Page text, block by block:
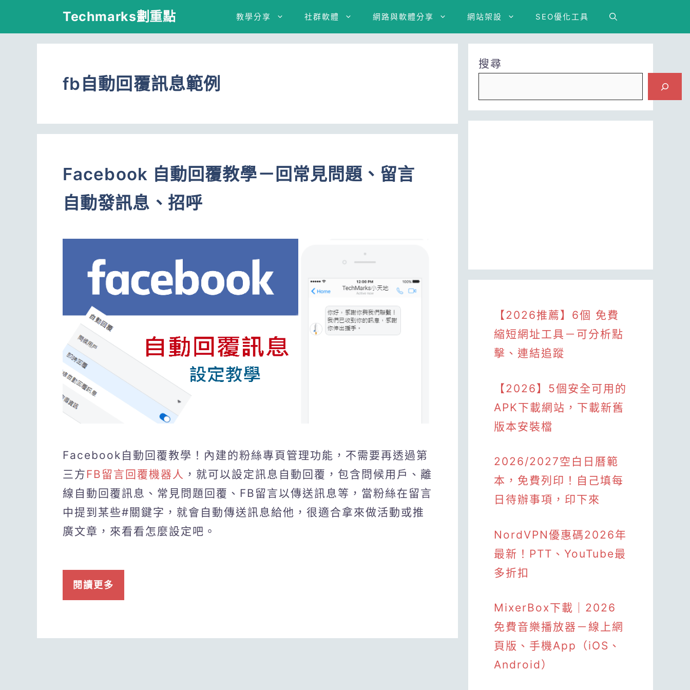
Techmarks劃重點 教學分享 社群軟體 網路與軟體分享 網站架設 SEO優化工具
fb自動回覆訊息範例
Facebook 自動回覆教學－回常見問題、留言
自動發訊息、招呼
Facebook自動回覆教學！內建的粉絲專頁管理功能，不需要再透過第
三方FB留言回覆機器人 ，就可以設定訊息自動回覆，包含問候用戶、離
線自動回覆訊息、常見問題回覆、FB留言以傳送訊息等，當粉絲在留言
中提到某些#關鍵字，就會自動傳送訊息給他，很適合拿來做活動或推
廣文章，來看看怎麼設定吧。
閱讀更多
搜尋
【2026推薦】6個 免費
縮短網址工具－可分析點
擊、連結追蹤
【2026】5個安全可用的
APK下載網站，下載新舊
版本安裝檔
2026/2027空白日曆範
本，免費列印！自己填每
日待辦事項，印下來
NordVPN優惠碼2026年
最新！PTT、YouTube最
多折扣
MixerBox下載｜2026
免費音樂播放器－線上網
頁版、手機App（iOS、
Android）